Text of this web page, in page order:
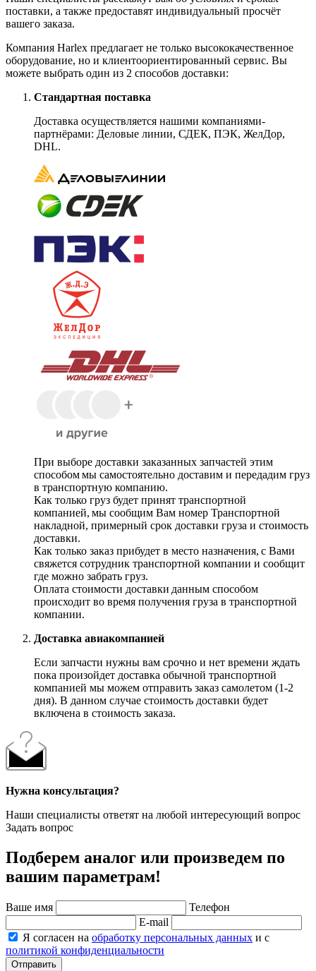
поставки, а также предоставят индивидуальный просчёт
вашего заказа.
Компания Harlex предлагает не только высококачественное
оборудование, но и клиентоориентированный сервис. Вы
можете выбрать один из 2 способов доставки:
Стандартная поставка
Доставка осуществляется нашими компаниями-
партнёрами: Деловые линии, СДЕК, ПЭК, ЖелДор,
DHL.
При выборе доставки заказанных запчастей этим
способом мы самостоятельно доставим и передадим груз
в транспортную компанию.
Как только груз будет принят транспортной
компанией, мы сообщим Вам номер Транспортной
накладной, примерный срок доставки груза и стоимость
доставки.
Как только заказ прибудет в место назначения, с Вами
свяжется сотрудник транспортной компании и сообщит
где можно забрать груз.
Оплата стоимости доставки данным способом
происходит во время получения груза в транспортной
компании.
Доставка авиакомпанией
Если запчасти нужны вам срочно и нет времени ждать
пока произойдет доставка обычной транспортной
компанией мы можем отправить заказ самолетом (1-2
дня). В данном случае стоимость доставки будет
включена в стоимость заказа.
Нужна консультация?
Наши специалисты ответят на любой интересующий вопрос
Задать вопрос
Подберем аналог или произведем по
вашим параметрам!
Ваше имя
Телефон
E-mail
Я согласен на обработку персональных данных и с
политикой конфиденциальности
Отправить